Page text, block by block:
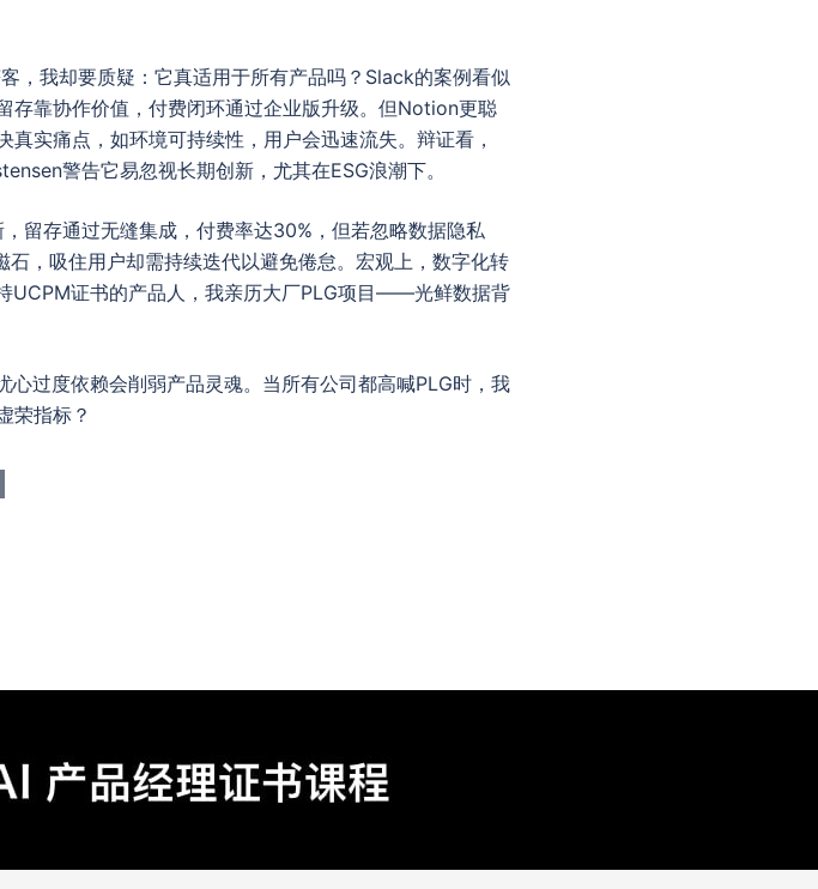
，我却要质疑：它真适用于所有产品吗？Slack的案例看似
靠协作价值，付费闭环通过企业版升级。但Notion更聪
实痛点，如环境可持续性，用户会迅速流失。辩证看，
警告它易忽视长期创新，尤其在ESG浪潮下。
留存通过无缝集成，付费率达30%，但若忽略数据隐私
，吸住用户却需持续迭代以避免倦怠。宏观上，数字化转
UCPM证书的产品人，我亲历大厂PLG项目——光鲜数据背
过度依赖会削弱产品灵魂。当所有公司都高喊PLG时，我
荣指标？